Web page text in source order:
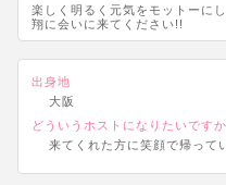
楽しく明るく元気をモットーに
翔に会いに来てください!!
出身地
大阪
どういうホストになりたいですか
来てくれた方に笑顔で帰って